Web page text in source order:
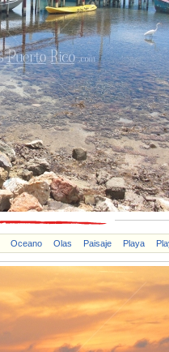
Oceano Olas Paisaje Playa